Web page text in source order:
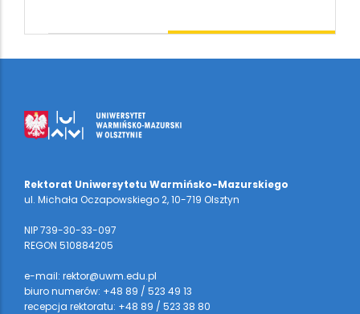
Rektorat Uniwersytetu Warmińsko-Mazurskiego
ul. Michała Oczapowskiego 2, 10-719 Olsztyn
NIP 739-30-33-097
REGON 510884205
e-mail: rektor@uwm.edu.pl
biuro numerów: +48 89 / 523 49 13
recepcja rektoratu: +48 89 / 523 38 80